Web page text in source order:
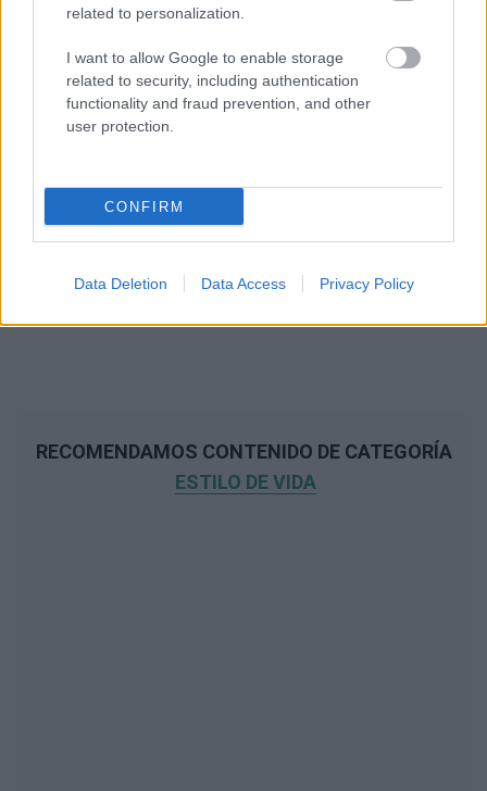
related to personalization.
I want to allow Google to enable storage
related to security, including authentication
functionality and fraud prevention, and other
user protection.
CONFIRM
Data Deletion Data Access Privacy Policy
RECOMENDAMOS CONTENIDO DE CATEGORÍA
ESTILO DE VIDA